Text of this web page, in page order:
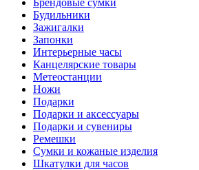
Брендовые сумки
Будильники
Зажигалки
Запонки
Интерьерные часы
Канцелярские товары
Метеостанции
Ножи
Подарки
Подарки и аксессуары
Подарки и сувениры
Ремешки
Сумки и кожаные изделия
Шкатулки для часов